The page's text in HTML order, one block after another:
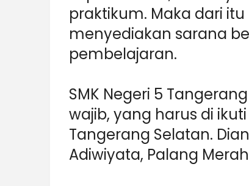
praktikum. Maka dari
menyediakan sarana
pembelajaran.
SMK Negeri 5
wajib, yang harus di
Tangerang Selatan.
Adiwiyata, Palang